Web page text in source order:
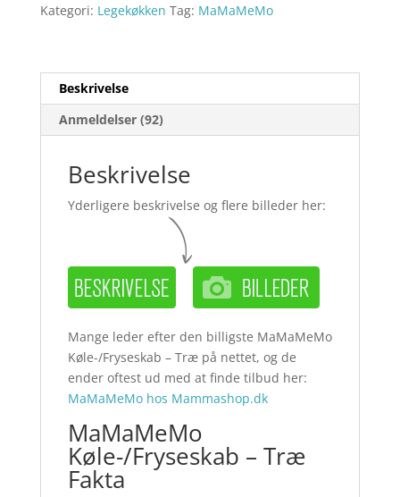
Kategori: Legekøkken Tag: MaMaMeMo
Beskrivelse
Anmeldelser (92)
Beskrivelse
Yderligere beskrivelse og flere billeder her:
Mange leder efter den billigste MaMaMeMo
Køle-/Fryseskab – Træ på nettet, og de
ender oftest ud med at finde tilbud her:
MaMaMeMo hos Mammashop.dk
MaMaMeMo
Køle-/Fryseskab – Træ
Fakta